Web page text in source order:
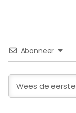
Abonneer